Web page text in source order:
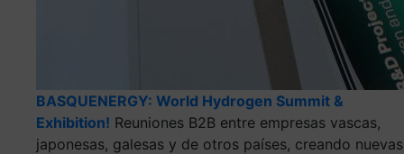
BASQUENERGY: World Hydrogen Summit &
Exhibition! Reuniones B2B entre empresas vascas,
japonesas, galesas y de otros países, creando nuevas